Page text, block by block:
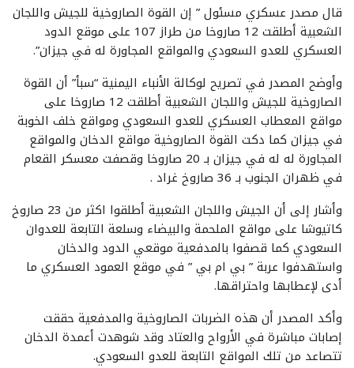
قال مصدر عسكري مسئول ” إن القوة الصاروخية للجيش واللجان
الشعبية أطلقت 12 صاروخا من طراز 107 على موقع الدود
العسكري للعدو السعودي والمواقع المجاورة له في جيزان”.
وأوضح المصدر في تصريح لوكالة الأنباء اليمنية “سبأ” أن القوة
الصاروخية للجيش واللجان الشعبية أطلقت 12 صاروخا على
مواقع المعطاب العسكري للعدو السعودي ومواقع خلف الخوبة
في جيزان كما دكت القوة الصاروخية مواقع الدخان والمواقع
المجاورة له له في جيزان بـ 20 صاروخا وقصفت معسكر القعام
في ظهران الجنوب بـ 36 صاروخ غراد .
وأشار إلى أن الجيش واللجان الشعبية أطلقوا اكثر من 23 صاروخ
كاتيوشا على مواقع الملحمة والبيضاء وسلعة التابعة للعدوان
السعودي كما قصفوا بالمدفعية موقعي الدود والدخان
واستهدفوا عربة ” بي ام بي ” في موقع العمود العسكري ما
أدى لإعطابها واحتراقها.
وأكد المصدر أن هذه الضربات الصاروخية والمدفعية حققت
إصابات مباشرة في الأرواح والعتاد وقد شوهدت أعمدة الدخان
تتصاعد من تلك المواقع التابعة للعدو السعودي.